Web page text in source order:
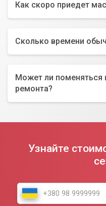
Как скоро приедет
Сколько времени
Может ли поменяться
ремонта?
Узнайте